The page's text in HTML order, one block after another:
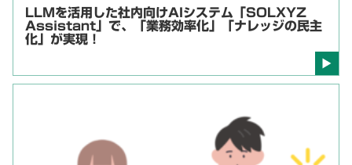
LLMを活用した社内向けAIシステム「SOLXYZ
Assistant」で、「業務効率化」「ナレッジの民主
化」が実現！